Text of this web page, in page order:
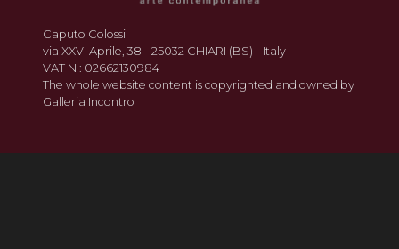
Caputo Colossi
via XXVI Aprile, 38 - 25032 CHIARI (BS) - Italy
VAT N : 02662130984
The whole website content is copyrighted and owned by
Galleria Incontro